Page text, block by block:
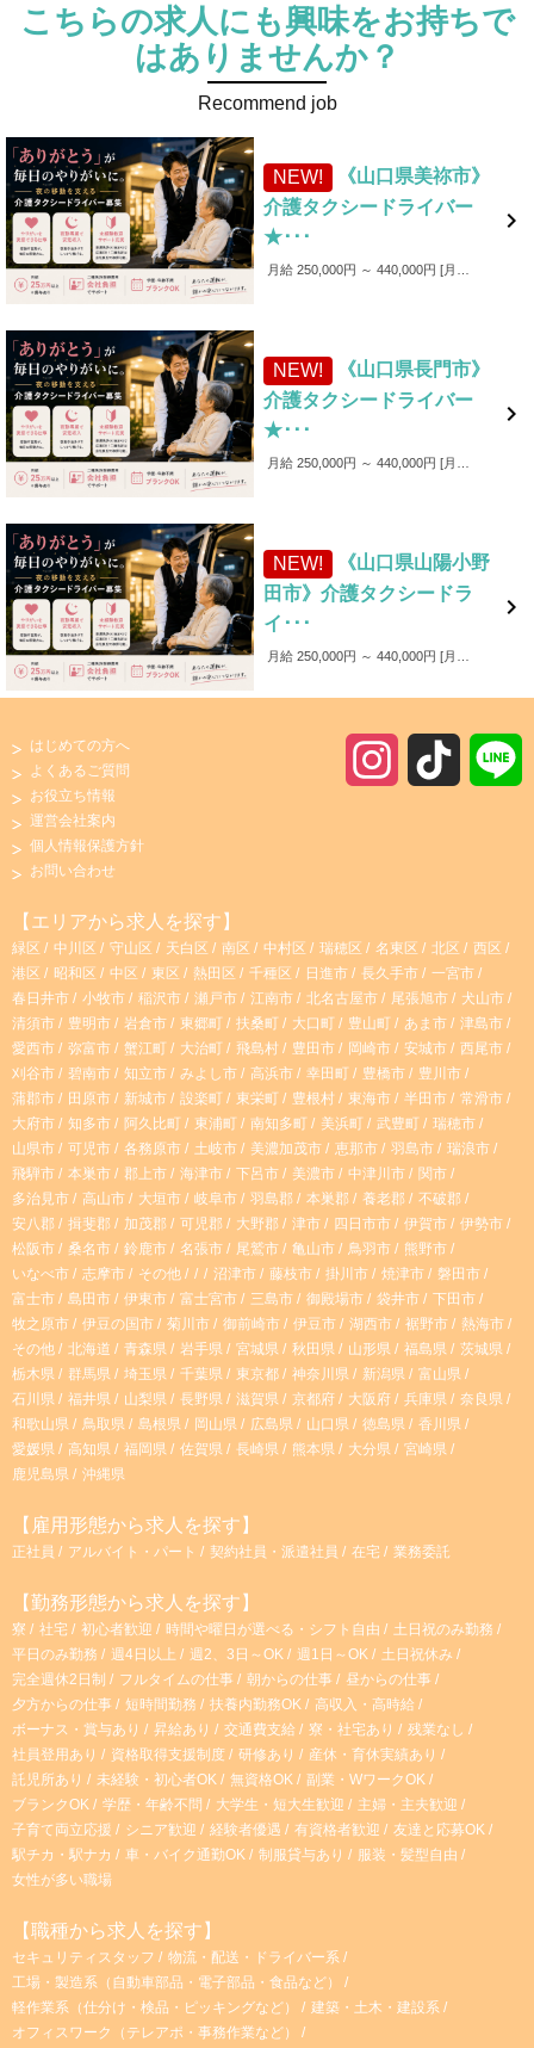
こちらの求人にも興味をお持ちで
はありませんか？
Recommend job
NEW!
《山口県美祢市》
介護タクシードライバー
★･･･
月給 250,000円 ～ 440,000円 月給250,000円～440,000円 ■各種手当 ・家族手当（～1,000円／月） ・皆勤手当（～6,000円／月） ・無事故手当（～10,000円／月） ・愛車手当 ■賞与あり ✨入社後4カ月間は保証給制度あり！（最大25万円）

NEW!
《山口県長門市》
介護タクシードライバー
★･･･
月給 250,000円 ～ 440,000円 月給250,000円～440,000円 ■各種手当 ・家族手当（～1,000円／月） ・皆勤手当（～6,000円／月） ・無事故手当（～10,000円／月） ・愛車手当 ■賞与あり ✨入社後4カ月間は保証給制度あり！（最大25万円）

NEW!
《山口県山陽小野
田市》介護タクシードラ
イ･･･
月給 250,000円 ～ 440,000円 月給250,000円～440,000円 ■各種手当 ・家族手当（～1,000円／月） ・皆勤手当（～6,000円／月） ・無事故手当（～10,000円／月） ・愛車手当 ■賞与あり ✨入社後4カ月間は保証給制度あり！（最大25万円）

a
g
r
a
m
o
k
はじめての方へ
よくあるご質問
お役立ち情報
運営会社案内
個人情報保護方針
お問い合わせ
【エリアから求人を探す】
緑区 中川区 守山区 天白区 南区 中村区 瑞穂区 名東区 北区
西区
港区
昭和区 中区 東区 熱田区 千種区 日進市 長久手市
一宮市
春日井市
小牧市 稲沢市 瀬戸市 江南市 北名古屋市 尾張旭市
犬山市
清須市
豊明市 岩倉市 東郷町 扶桑町 大口町 豊山町 あま市
津島市
愛西市
弥富市 蟹江町 大治町 飛島村 豊田市 岡崎市 安城市
西尾市
刈谷市
碧南市 知立市 みよし市 高浜市 幸田町 豊橋市
豊川市
蒲郡市
田原市 新城市 設楽町 東栄町 豊根村 東海市 半田市
常滑市
大府市
知多市 阿久比町 東浦町 南知多町 美浜町 武豊町
瑞穂市
山県市
可児市 各務原市 土岐市 美濃加茂市 恵那市 羽島市
瑞浪市
飛騨市
本巣市 郡上市 海津市 下呂市 美濃市 中津川市
関市
多治見市
高山市 大垣市 岐阜市 羽島郡 本巣郡 養老郡
不破郡
安八郡
揖斐郡 加茂郡 可児郡 大野郡 津市 四日市市 伊賀市
伊勢市
松阪市
桑名市 鈴鹿市 名張市 尾鷲市 亀山市 鳥羽市
熊野市
いなべ市
志摩市 その他 沼津市 藤枝市 掛川市 焼津市
磐田市
富士市
島田市 伊東市 富士宮市 三島市 御殿場市 袋井市
下田市
牧之原市
伊豆の国市 菊川市 御前崎市 伊豆市 湖西市 裾野市
熱海市
その他
北海道 青森県 岩手県 宮城県 秋田県 山形県 福島県
茨城県
栃木県
群馬県 埼玉県 千葉県 東京都 神奈川県 新潟県
富山県
石川県
福井県 山梨県 長野県 滋賀県 京都府 大阪府 兵庫県
奈良県
和歌山県
鳥取県 島根県 岡山県 広島県 山口県 徳島県
香川県
愛媛県
高知県 福岡県 佐賀県 長崎県 熊本県 大分県
宮崎県
鹿児島県
沖縄県
【雇用形態から求人を探す】
正社員 アルバイト・パート 契約社員・派遣社員 在宅 業務委託
【勤務形態から求人を探す】
寮 社宅 初心者歓迎 時間や曜日が選べる・シフト自由
土日祝のみ勤務
平日のみ勤務
週4日以上 週2、3日～OK 週1日～OK
土日祝休み
完全週休2日制
フルタイムの仕事 朝からの仕事
昼からの仕事
夕方からの仕事
短時間勤務 扶養内勤務OK
高収入・高時給
ボーナス・賞与あり
昇給あり 交通費支給 寮・社宅あり
残業なし
社員登用あり
資格取得支援制度 研修あり
産休・育休実績あり
託児所あり
未経験・初心者OK 無資格OK
副業・WワークOK
ブランクOK
学歴・年齢不問 大学生・短大生歓迎
主婦・主夫歓迎
子育て両立応援
シニア歓迎 経験者優遇 有資格者歓迎
友達と応募OK
駅チカ・駅ナカ
車・バイク通勤OK 制服貸与あり
服装・髪型自由
女性が多い職場
【職種から求人を探す】
セキュリティスタッフ
物流・配送・ドライバー系
工場・製造系（自動車部品・電子部品・食品など）
軽作業系（仕分け・検品・ピッキングなど）
建築・土木・建設系
オフィスワーク（テレアポ・事務作業など）